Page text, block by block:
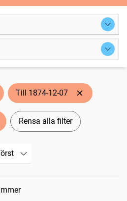
Till 1874-12-07
Rensa alla filter